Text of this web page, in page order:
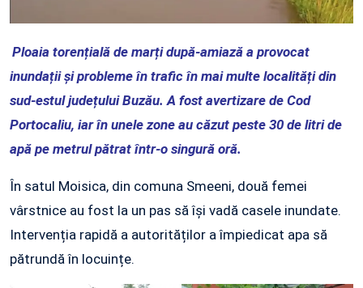
Ploaia torențială de marți după-amiază a provocat
inundații și probleme în trafic în mai multe localități din
sud-estul județului Buzău. A fost avertizare de Cod
Portocaliu, iar în unele zone au căzut peste 30 de litri de
apă pe metrul pătrat într-o singură oră.
În satul Moisica, din comuna Smeeni, două femei
vârstnice au fost la un pas să își vadă casele inundate.
Intervenția rapidă a autorităților a împiedicat apa să
pătrundă în locuințe.